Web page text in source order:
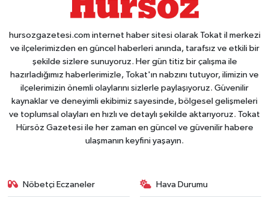
hursozgazetesi.com internet haber sitesi olarak Tokat il merkezi
ve ilçelerimizden en güncel haberleri anında, tarafsız ve etkili bir
şekilde sizlere sunuyoruz. Her gün titiz bir çalışma ile
hazırladığımız haberlerimizle, Tokat'ın nabzını tutuyor, ilimizin ve
ilçelerimizin önemli olaylarını sizlerle paylaşıyoruz. Güvenilir
kaynaklar ve deneyimli ekibimiz sayesinde, bölgesel gelişmeleri
ve toplumsal olayları en hızlı ve detaylı şekilde aktarıyoruz. Tokat
Hürsöz Gazetesi ile her zaman en güncel ve güvenilir habere
ulaşmanın keyfini yaşayın.
Nöbetçi Eczaneler Hava Durumu